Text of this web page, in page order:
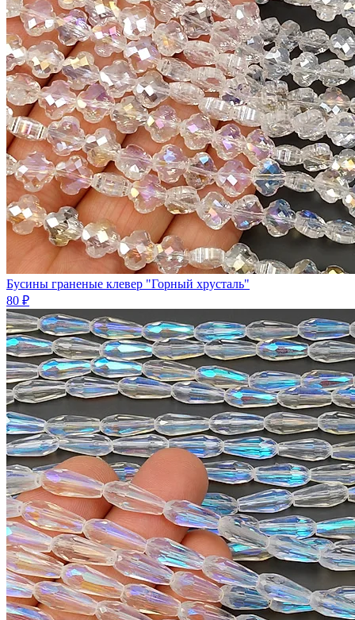
Бусины граненые клевер "Горный хрусталь"
80 ₽